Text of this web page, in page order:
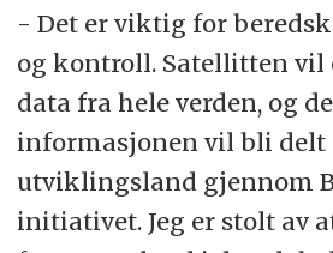
- Det er viktig for
og kontroll. Satellitten vil
data fra hele verden, og
informasjonen vil bli delt
utviklingsland gjennom
initiativet. Jeg er stolt av